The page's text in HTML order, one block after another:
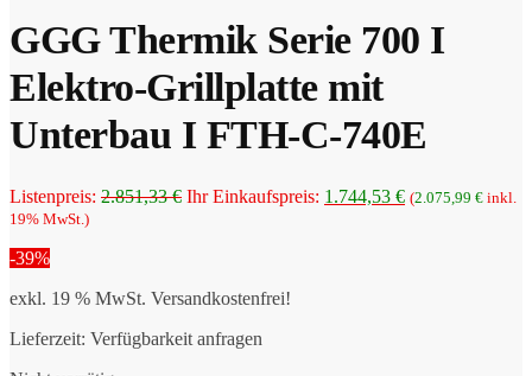
GGG Thermik Serie 700 I
Elektro-Grillplatte mit
Unterbau I FTH-C-740E
Listenpreis: 2.851,33€ Ursprünglicher
Ihr Einkaufspreis: 1.744,53 €Aktueller
(2.075,99 € inkl.
19% MwSt.)
-39%
exkl. 19 % MwSt. Versandkostenfrei!
Lieferzeit: Verfügbarkeit anfragen